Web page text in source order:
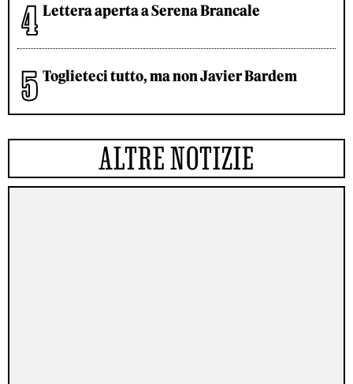
Lettera aperta a Serena Brancale
Toglieteci tutto, ma non Javier Bardem
ALTRE NOTIZIE